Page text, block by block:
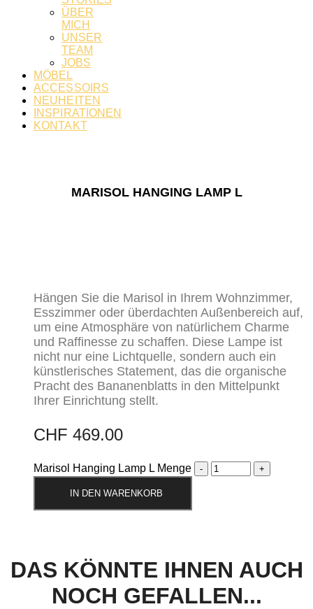
ÜBER
MICH
UNSER
TEAM
JOBS
MÖBEL
ACCESSOIRS
NEUHEITEN
INSPIRATIONEN
KONTAKT
MARISOL HANGING LAMP L
Hängen Sie die Marisol in Ihrem Wohnzimmer,
Esszimmer oder überdachten Außenbereich auf,
um eine Atmosphäre von natürlichem Charme
und Raffinesse zu schaffen. Diese Lampe ist
nicht nur eine Lichtquelle, sondern auch ein
künstlerisches Statement, das die organische
Pracht des Bananenblatts in den Mittelpunkt
Ihrer Einrichtung stellt.
CHF 469.00
Marisol Hanging Lamp L Menge
IN DEN WARENKORB
DAS KÖNNTE IHNEN AUCH
NOCH GEFALLEN...